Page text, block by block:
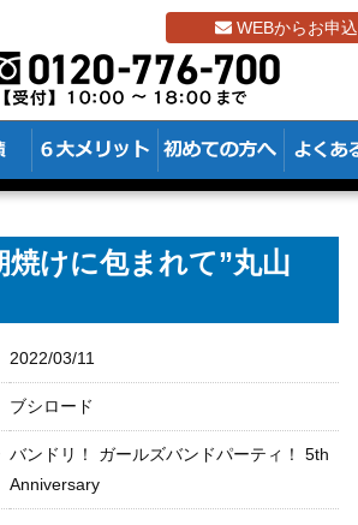
WEBからお申込
焼けに包まれて”丸山
2022/03/11
ブシロード
バンドリ！ ガールズバンドパーティ！ 5th
Anniversary